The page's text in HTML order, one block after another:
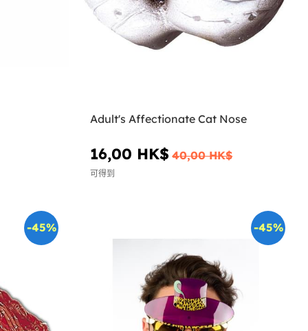
Adult's Affectionate Cat Nose
16,00 HK$ 40,00 HK$
可得到
-45% -45%